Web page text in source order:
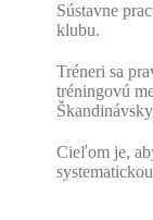
Sústavne
klubu.
Tréneri sa
tréningovú
Cieľom je,